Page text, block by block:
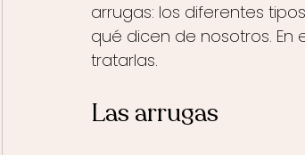
arrugas: los diferentes
qué dicen de nosotros.
tratarlas.
Las arrugas